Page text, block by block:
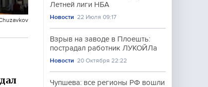
Летней лиги НБА
Новости 22 Июля 09:17
Взрыв на заводе в Плоешть:
пострадал работник ЛУКОЙЛа
Новости 20 Октября 22:22
Чупшева: все регионы РФ вошли